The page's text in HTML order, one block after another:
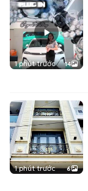
1 phút trước 14
1 phút trước 6